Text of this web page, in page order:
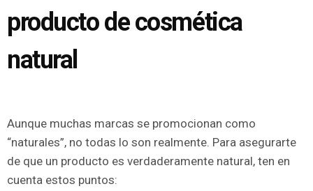
producto de cosmética
natural
Aunque muchas marcas se promocionan como
“naturales”, no todas lo son realmente. Para asegurarte
de que un producto es verdaderamente natural, ten en
cuenta estos puntos: